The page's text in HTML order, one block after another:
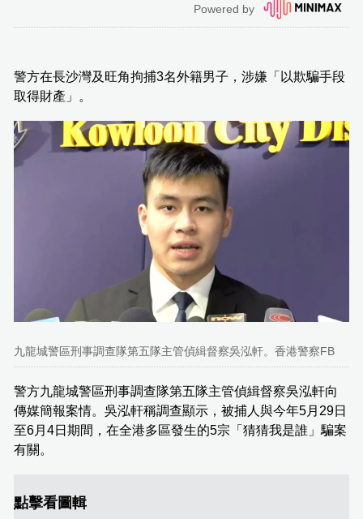
警方在長沙灣及旺角拘捕3名外籍男子，涉嫌「以欺騙手段
取得財產」。
九龍城警區刑事調查隊第五隊主管偵緝督察吳泓軒。香港警察FB
警方九龍城警區刑事調查隊第五隊主管偵緝督察吳泓軒向
傳媒簡報案情。吳泓軒稱調查顯示，被捕人與今年5月29日
至6月4日期間，在全港多區發生的5宗「猜猜我是誰」騙案
有關。
點擊看圖輯